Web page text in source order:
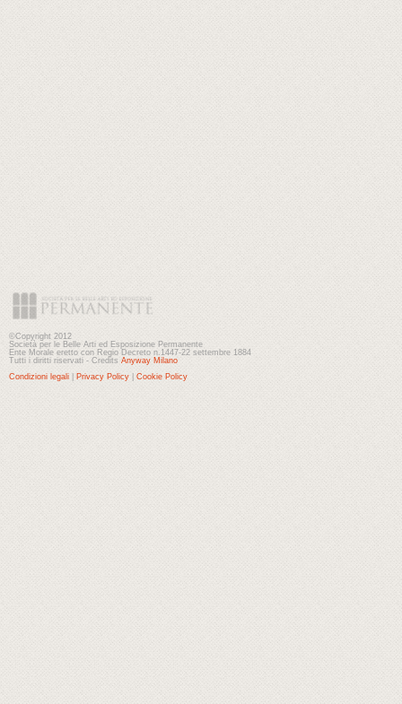
©Copyright 2012
Società per le Belle Arti ed Esposizione Permanente
Ente Morale eretto con Regio Decreto n.1447-22 settembre 1884
Tutti i diritti riservati - Credits Anyway Milano
Condizioni legali
Privacy Policy Cookie Policy